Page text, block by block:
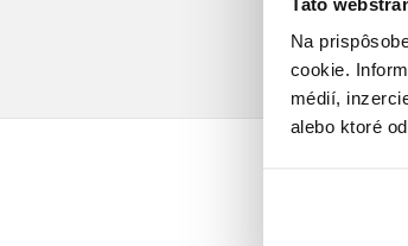
Na
cookie.
médií,
alebo ktoré